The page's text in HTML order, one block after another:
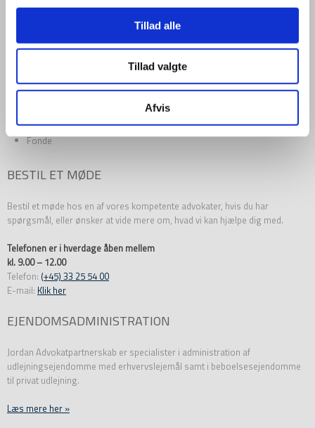
Tillad alle
Tillad valgte
Afvis
Ejendomsadministration mv.
Bobehandling
Ægtepagter
Fonde
BESTIL ET MØDE
Bestil et møde hos en af vores kompetente advokater, hvis du har
spørgsmål, eller ønsker at vide mere om, hvad vi kan hjælpe dig med.
Telefonen er i hverdage åben mellem
kl. 9.00 – 12.00
Telefon: (+45) 33 25 54 00
E-mail: Klik her
EJENDOMSADMINISTRATION
Jordan Advokatpartnerskab er specialister i administration af
udlejningsejendomme med erhvervslejemål samt i beboelsesejendomme
til privat udlejning.
Læs mere her »